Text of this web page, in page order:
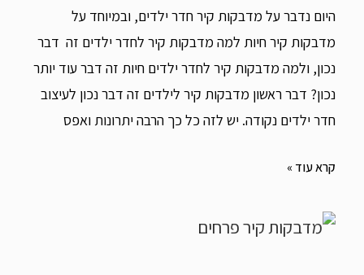
היום נדבר על מדבקות קיר חדר ילדים, ובמיוחד על
מדבקות קיר חיות למה מדבקות קיר לחדר ילדים זה דבר
נכון, ולמה מדבקות קיר לחדר ילדים חיות זה דבר עוד יותר
נכון? דבר ראשון מדבקות קיר לילדים זה דבר נכון לעיצוב
חדר ילדים נקודה. יש לזה כל כך הרבה יתרונות ואפס
קרא עוד »